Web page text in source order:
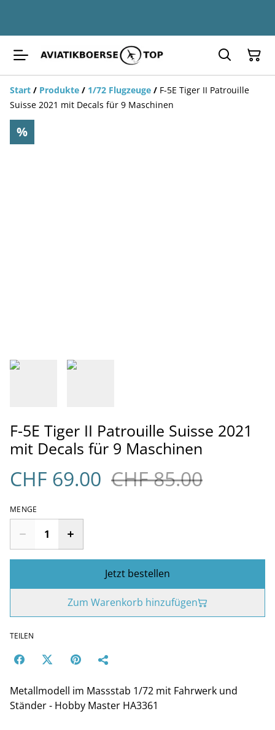
Start / Produkte / 1/72 Flugzeuge / F-5E Tiger II Patrouille
Suisse 2021 mit Decals für 9 Maschinen
%
F-5E Tiger II Patrouille Suisse 2021
mit Decals für 9 Maschinen
CHF 69.00 CHF 85.00
MENGE
Jetzt bestellen
Zum Warenkorb hinzufügen
TEILEN
Metallmodell im Massstab 1/72 mit Fahrwerk und
Ständer - Hobby Master HA3361